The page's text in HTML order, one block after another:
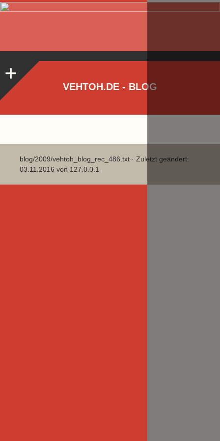
VEHTOH.DE - BLOG
blog/2009/vehtoh_blog_rec_486.txt · Zuletzt geändert:
03.11.2016 von 127.0.0.1